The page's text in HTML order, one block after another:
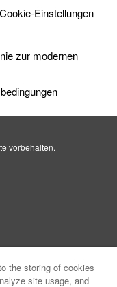
Cookie-Einstellungen
zur modernen
vorbehalten.
the storing of cookies
site usage, and